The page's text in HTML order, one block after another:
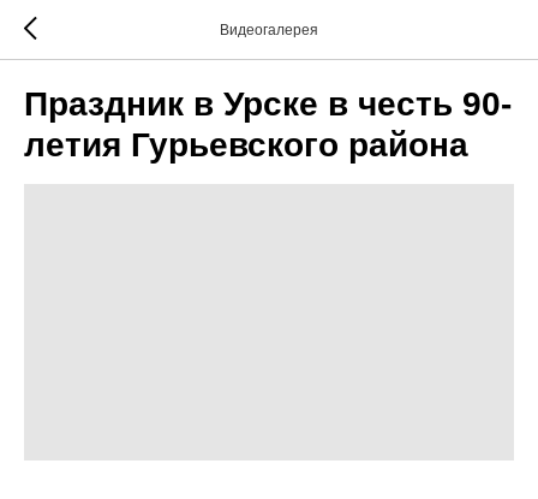
Видеогалерея
Праздник в Урске в честь 90-
летия Гурьевского района